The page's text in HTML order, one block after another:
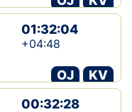
01:32:04
+04:48
OJ
KV
00:32:28